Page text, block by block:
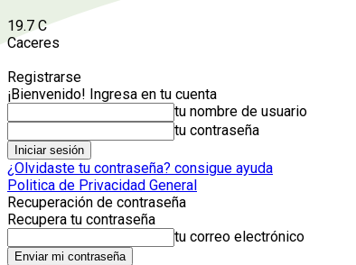
19.7 C
Caceres
Registrarse
¡Bienvenido! Ingresa en tu cuenta
tu nombre de usuario
tu contraseña
¿Olvidaste tu contraseña? consigue ayuda
Politica de Privacidad General
Recuperación de contraseña
Recupera tu contraseña
tu correo electrónico